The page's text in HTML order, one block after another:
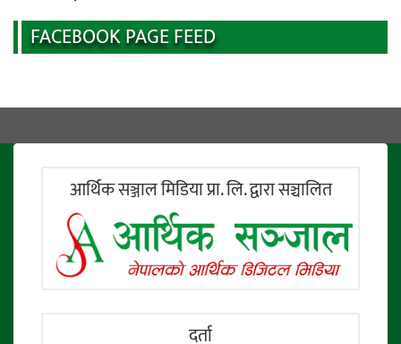
FACEBOOK PAGE FEED
आर्थिक सञ्जाल मिडिया प्रा. लि. द्वारा सञ्चालित
दर्ता